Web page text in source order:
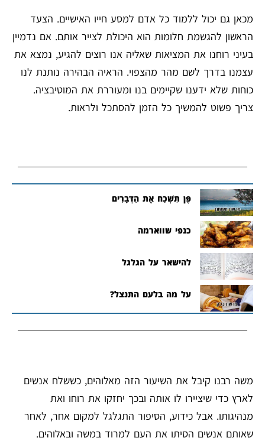
מכאן גם יכול ללמוד כל אדם למסע חייו האישיים. הצעד
הראשון להגשמת חלומות הוא היכולת לצייר אותם. אם נדמיין
בעיני רוחנו את המציאות שאליה אנו רוצים להגיע, נמצא את
עצמנו בדרך לשם מהר מהצפוי. הראיה הבהירה נותנת לנו
כוחות שלא ידענו שקיימים בנו ומעוררת את המוטיבציה.
צריך פשוט להמשיך כל הזמן להסתכל ולראות.
פֶּן תִּשְׁכַּח אֶת הַדְּבָרִים
כנפי שווארמה
להישאר על הגלגל
על מה בלעם התנצל?
משה רבנו קיבל את השיעור הזה מאלוהים, כששלח אנשים
לארץ כדי שיציירו לו אותה ובכך יחזקו את רוחו ואת
מנהיגותו. אבל כידוע, הסיפור התגלגל למקום אחר, לאחר
שאותם אנשים הסיתו את העם למרוד במשה ובאלוהים.